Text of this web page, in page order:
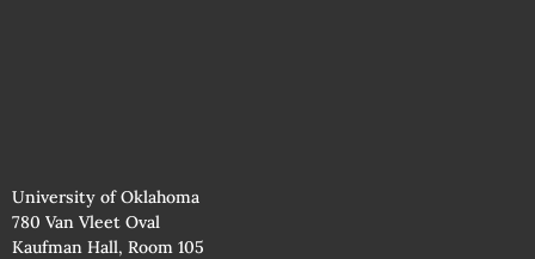
University of Oklahoma
780 Van Vleet Oval
Kaufman Hall, Room 105